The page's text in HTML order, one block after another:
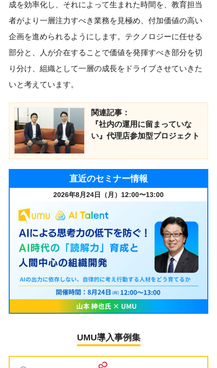
成を効率化し、それによって生まれた時間を、教育担当
者がより一層注力すべき業務を見極め、付加価値の高い
企画を進められるようにします。テクノロジーに任せる
部分と、人が介在することで価値を発揮すべき部分を切
り分け、組織として一層の成長をドライブさせていきた
いと考えています。
関連記事：
『社内の運用に留まっていな
い』代理店参加型プロジェクト
直近のセミナー情報
2026年8月24日（月）12:00〜13:00
UMU導入事例集